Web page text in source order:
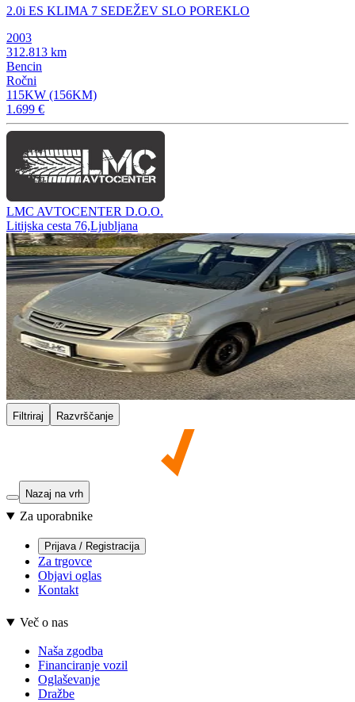
2.0i ES KLIMA 7 SEDEŽEV SLO POREKLO
2003
312.813 km
Bencin
Ročni
115KW (156KM)
1.699 €
LMC AVTOCENTER D.O.O.
Litijska cesta 76,Ljubljana
Filtriraj Razvrščanje
Nazaj na vrh
Za uporabnike
Prijava / Registracija
Za trgovce
Objavi oglas
Kontakt
Več o nas
Naša zgodba
Financiranje vozil
Oglaševanje
Dražbe